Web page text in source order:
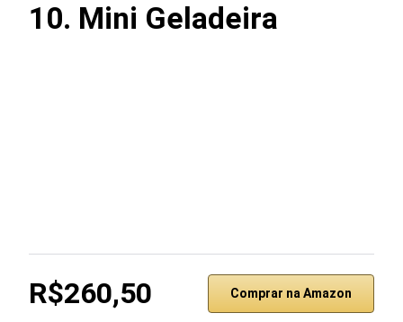
10. Mini Geladeira
R$260,50 Comprar na Amazon